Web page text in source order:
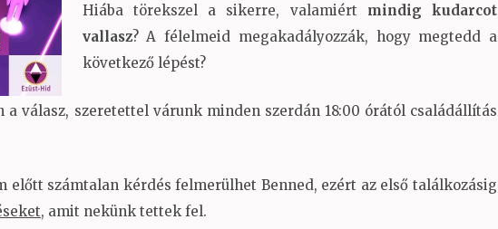
Hiába törekszel a sikerre, valamiért mindig kudarcot
vallasz? A félelmeid megakadályozzák, hogy megtedd a
következő lépést?
válasz, szeretettel várunk minden szerdán 18:00 órától családállítás
előtt számtalan kérdés felmerülhet Benned, ezért az első találkozásig
, amit nekünk tettek fel.